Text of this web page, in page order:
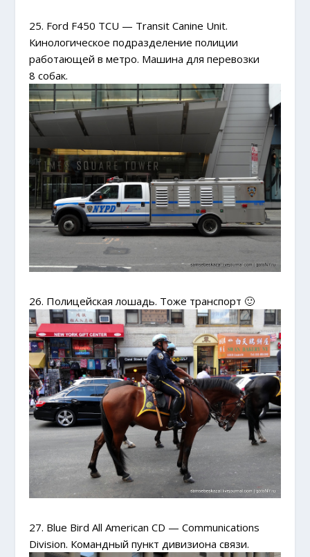
25. Ford F450 TCU — Transit Canine Unit.
Кинологическое подразделение полиции
работающей в метро. Машина для перевозки
8 собак.
26. Полицейская лошадь. Тоже транспорт 🙂
27. Blue Bird All American CD — Communications
Division. Командный пункт дивизиона связи.